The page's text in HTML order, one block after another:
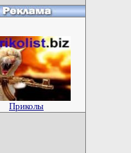
Приколы